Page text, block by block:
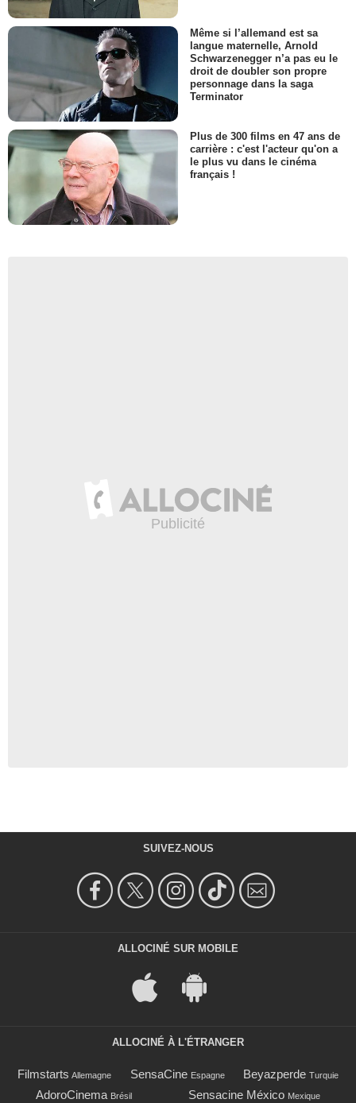
Même si l’allemand est sa
langue maternelle, Arnold
Schwarzenegger n’a pas eu le
droit de doubler son propre
personnage dans la saga
Terminator
Plus de 300 films en 47 ans de
carrière : c'est l'acteur qu'on a
le plus vu dans le cinéma
français !
SUIVEZ-NOUS
ALLOCINÉ SUR MOBILE
ALLOCINÉ À L'ÉTRANGER
Filmstarts Allemagne SensaCine Espagne Beyazperde Turquie
AdoroCinema Brésil Sensacine México Mexique